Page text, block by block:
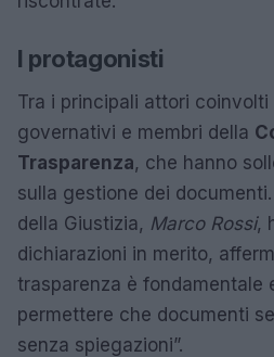
I protagonisti
Tra i principali attori
governativi e membri della
Trasparenza, che hanno
sulla gestione dei
della Giustizia, Marco Rossi,
dichiarazioni in merito,
trasparenza è fondamentale
permettere che documenti
senza spiegazioni”.